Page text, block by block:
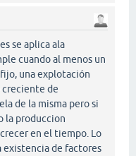
se aplica ala
cuando al menos un
una explotación
creciente de
de la misma pero si
la produccion
en el tiempo. Lo
existencia de factores